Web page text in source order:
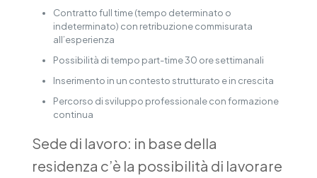
Contratto full time (tempo determinato o
indeterminato) con retribuzione commisurata
all’esperienza
Possibilità di tempo part-time 30 ore settimanali
Inserimento in un contesto strutturato e in crescita
Percorso di sviluppo professionale con formazione
continua
Sede di lavoro: in base della
residenza c’è la possibilità di lavorare